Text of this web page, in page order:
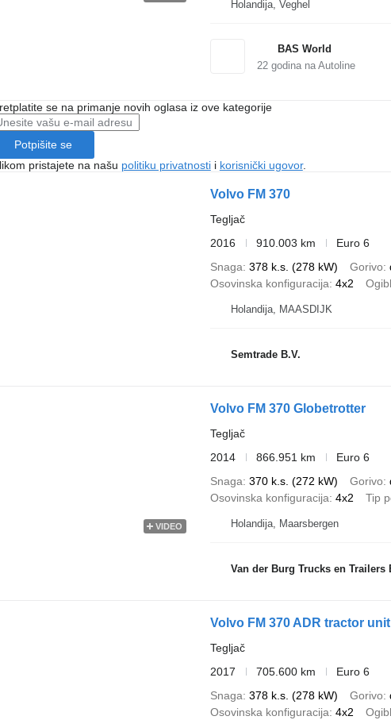
Holandija, Veghel
BAS World
22godina na Autoline
se na primanje novih oglasa iz ove kategorije
Potpišite se
pristajete na našu politiku privatnostii korisnički ugovor.
Volvo FM 370
Tegljač
2016
910.003 km
Euro 6
Snaga 378 k.s. (278 kW) Gorivo
Osovinska konfiguracija 4x2
Holandija, MAASDIJK
Semtrade B.V.
VIDEO
Volvo FM 370 Globetrotter
Tegljač
2014
866.951 km
Euro 6
Snaga 370 k.s. (272 kW) Gorivo
Osovinska konfiguracija 4x2 Tip
Holandija, Maarsbergen
Van der Burg Trucks en Trailers
Volvo FM 370 ADR tractor unit
Tegljač
2017
705.600 km
Euro 6
Snaga 378 k.s. (278 kW) Gorivo
Osovinska konfiguracija 4x2